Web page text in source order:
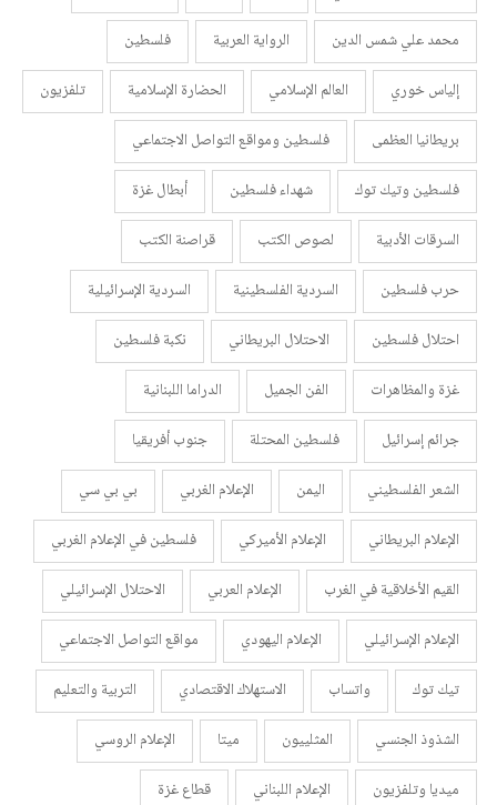
محمد علي شمس الدين
الرواية العربية
فلسطين
إلياس خوري
العالم الإسلامي الحضارة الإسلامية
تلفزيون
بريطانيا العظمى
فلسطين ومواقع التواصل الاجتماعي
فلسطين وتيك توك
شهداء فلسطين
أبطال غزة
السرقات الأدبية
لصوص الكتب
قراصنة الكتب
حرب فلسطين
السردية الفلسطينية
السردية الإسرائيلية
احتلال فلسطين
الاحتلال البريطاني
نكبة فلسطين
غزة والمظاهرات
الفن الجميل
الدراما اللبنانية
جرائم إسرائيل
فلسطين المحتلة
جنوب أفريقيا
الشعر الفلسطيني
اليمن الإعلام الغربي
بي بي سي
الإعلام البريطاني
الإعلام الأميركي
فلسطين في الإعلام الغربي
القيم الأخلاقية في الغرب
الإعلام العربي
الاحتلال الإسرائيلي
الإعلام الإسرائيلي
الإعلام اليهودي
مواقع التواصل الاجتماعي
تيك توك
واتساب الاستهلاك الاقتصادي
التربية والتعليم
الشذوذ الجنسي
المثلييون ميتا
الإعلام الروسي
ميديا وتلفزيون
الإعلام اللبناني
قطاع غزة